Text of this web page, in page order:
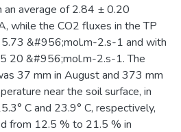
average of 2.84 ± 0.20
while the CO2 fluxes in the TP
&#956;mol.m-2.s-1 and with
20 &#956;mol.m-2.s-1. The
37 mm in August and 373 mm
near the soil surface, in
C and 23.9° C, respectively,
from 12.5 % to 21.5 % in